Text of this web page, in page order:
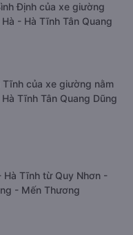
Định của xe giường
- Hà Tĩnh Tân Quang
của xe giường nằm
Tĩnh Tân Quang Dũng
Hà Tĩnh từ Quy Nhơn -
- Mến Thương